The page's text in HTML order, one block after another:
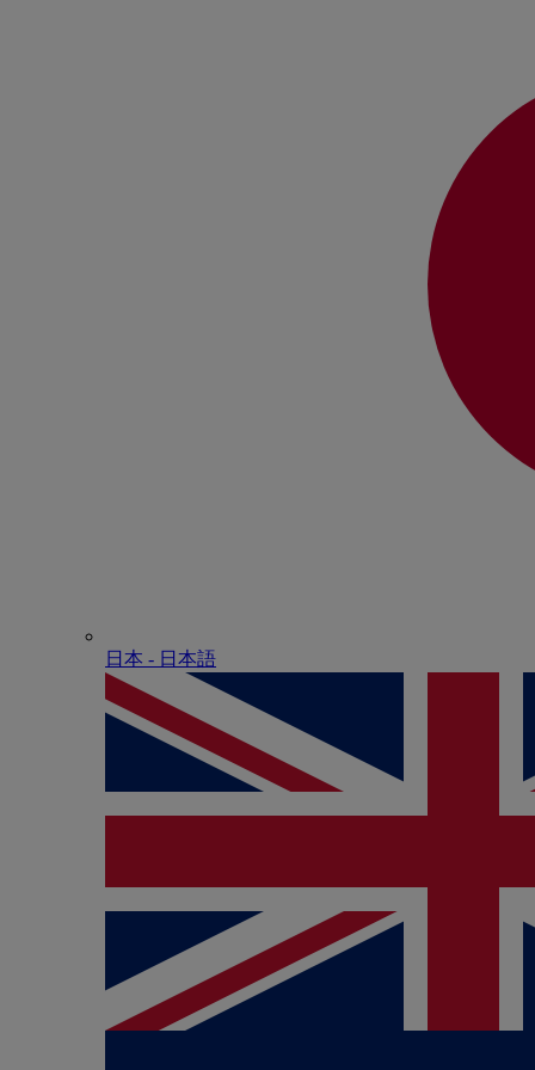
日本 - ⽇本語